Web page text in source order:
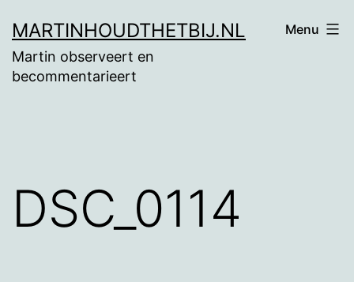
naar
de
MARTINHOUDTHETBIJ.NL
Martin observeert en
becommentarieert
Menu
DSC_0114